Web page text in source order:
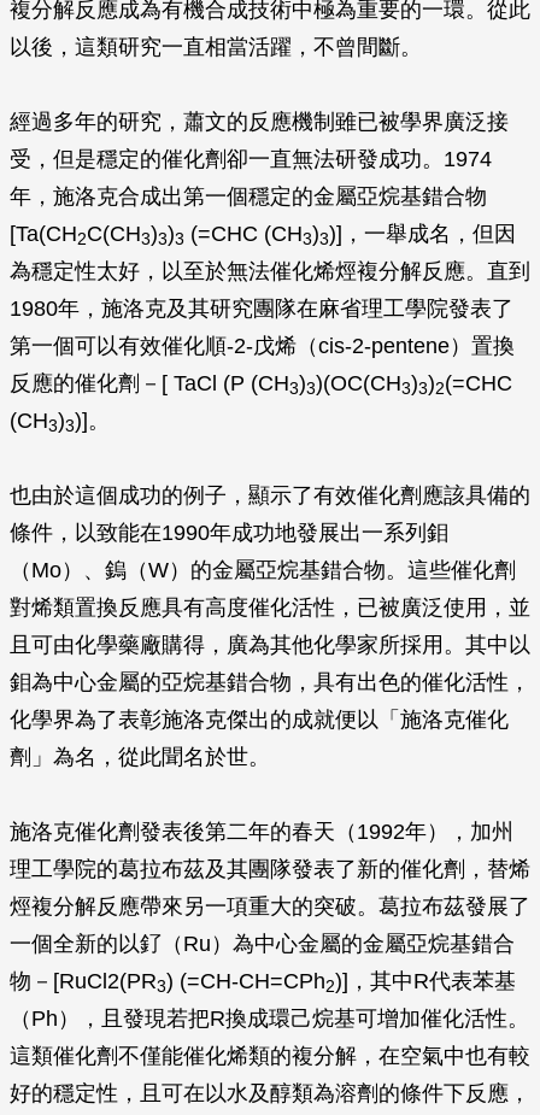
複分解反應成為有機合成技術中極為重要的一環。從此
以後，這類研究一直相當活躍，不曾間斷。
經過多年的研究，蕭文的反應機制雖已被學界廣泛接
受，但是穩定的催化劑卻一直無法研發成功。1974
年，施洛克合成出第一個穩定的金屬亞烷基錯合物
[Ta(CH2C(CH3)3)3 (=CHC (CH3)3)]，一舉成名，但因
為穩定性太好，以至於無法催化烯烴複分解反應。直到
1980年，施洛克及其研究團隊在麻省理工學院發表了
第一個可以有效催化順-2-戊烯（cis-2-pentene）置換
反應的催化劑－[ TaCl (P (CH3)3)(OC(CH3)3)2(=CHC
(CH3)3)]。
也由於這個成功的例子，顯示了有效催化劑應該具備的
條件，以致能在1990年成功地發展出一系列鉬
（Mo）、鎢（W）的金屬亞烷基錯合物。這些催化劑
對烯類置換反應具有高度催化活性，已被廣泛使用，並
且可由化學藥廠購得，廣為其他化學家所採用。其中以
鉬為中心金屬的亞烷基錯合物，具有出色的催化活性，
化學界為了表彰施洛克傑出的成就便以「施洛克催化
劑」為名，從此聞名於世。
施洛克催化劑發表後第二年的春天（1992年），加州
理工學院的葛拉布茲及其團隊發表了新的催化劑，替烯
烴複分解反應帶來另一項重大的突破。葛拉布茲發展了
一個全新的以釕（Ru）為中心金屬的金屬亞烷基錯合
物－[RuCl2(PR3) (=CH-CH=CPh2)]，其中R代表苯基
（Ph），且發現若把R換成環己烷基可增加催化活性。
這類催化劑不僅能催化烯類的複分解，在空氣中也有較
好的穩定性，且可在以水及醇類為溶劑的條件下反應，